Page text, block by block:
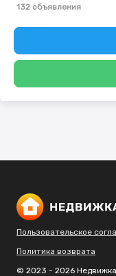
132 объявления
Пользовательское
Политика возврата
© 2023 - 2026